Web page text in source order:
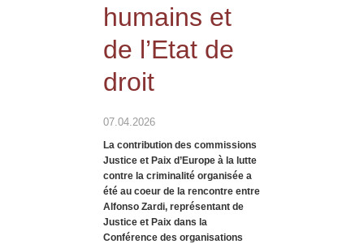
humains et
de l’Etat de
droit
07.04.2026
La contribution des commissions
Justice et Paix d’Europe à la lutte
contre la criminalité organisée a
été au coeur de la rencontre entre
Alfonso Zardi, représentant de
Justice et Paix dans la
Conférence des organisations